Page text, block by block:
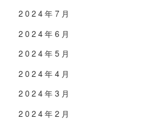
2024年7月
2024年6月
2024年5月
2024年4月
2024年3月
2024年2月